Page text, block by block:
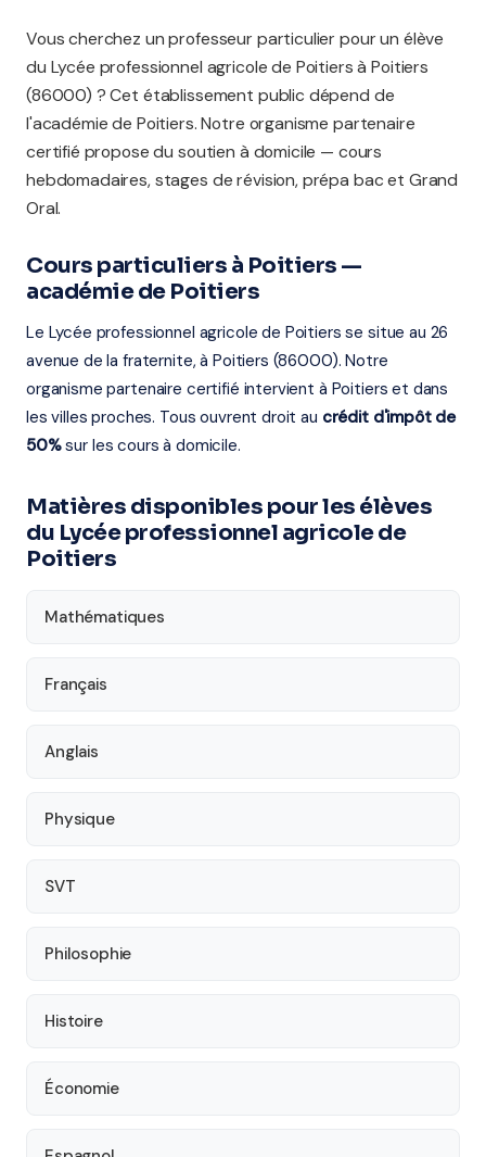
Vous cherchez un professeur particulier pour un élève
du Lycée professionnel agricole de Poitiers à Poitiers
(86000) ? Cet établissement public dépend de
l'académie de Poitiers. Notre organisme partenaire
certifié propose du soutien à domicile — cours
hebdomadaires, stages de révision, prépa bac et Grand
Oral.
Cours particuliers à Poitiers —
académie de Poitiers
Le Lycée professionnel agricole de Poitiers se situe au 26
avenue de la fraternite, à Poitiers (86000). Notre
organisme partenaire certifié intervient à Poitiers et dans
les villes proches. Tous ouvrent droit au crédit d'impôt de
50%sur les cours à domicile.
Matières disponibles pour les élèves
du Lycée professionnel agricole de
Poitiers
Mathématiques
Français
Anglais
Physique
SVT
Philosophie
Histoire
Économie